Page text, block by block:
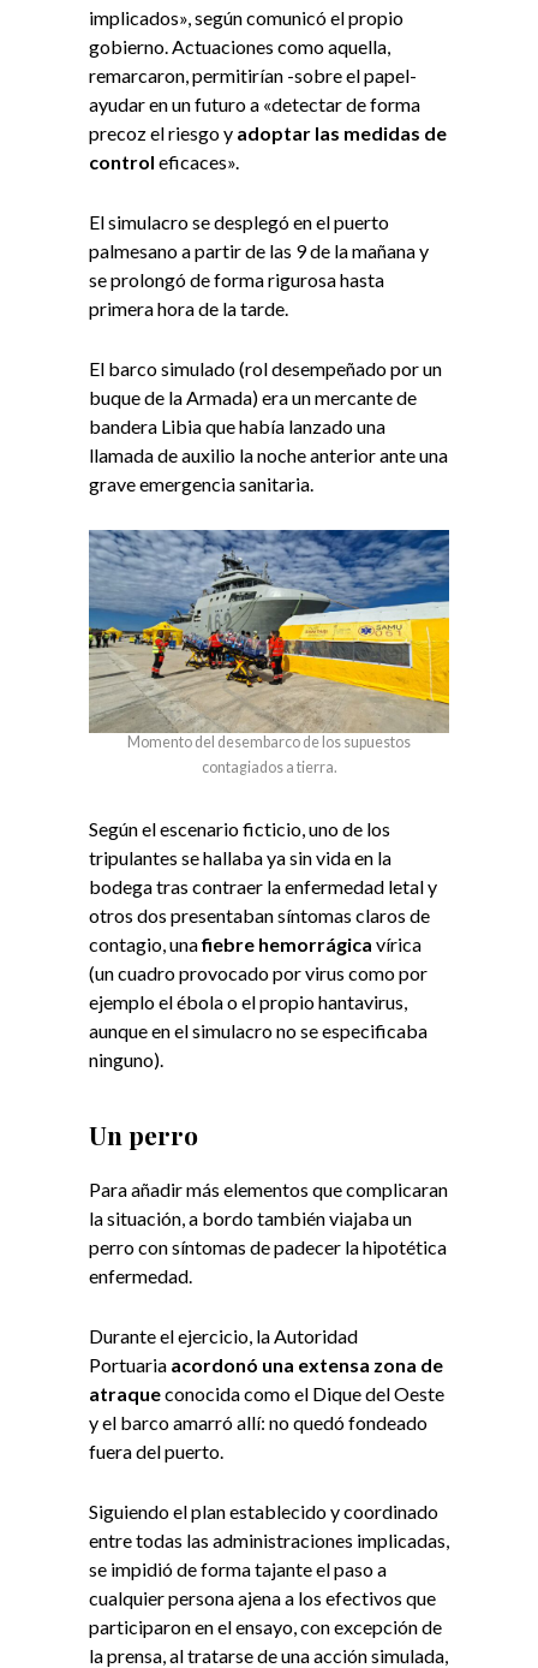
implicados», según comunicó el propio
gobierno. Actuaciones como aquella,
remarcaron, permitirían -sobre el papel-
ayudar en un futuro a «detectar de forma
precoz el riesgo y adoptar las medidas de
control eficaces».
El simulacro se desplegó en el puerto
palmesano a partir de las 9 de la mañana y
se prolongó de forma rigurosa hasta
primera hora de la tarde.
El barco simulado (rol desempeñado por un
buque de la Armada) era un mercante de
bandera Libia que había lanzado una
llamada de auxilio la noche anterior ante una
grave emergencia sanitaria.
Momento del desembarco de los supuestos
contagiados a tierra.
Según el escenario ficticio, uno de los
tripulantes se hallaba ya sin vida en la
bodega tras contraer la enfermedad letal y
otros dos presentaban síntomas claros de
contagio, unafiebre hemorrágica vírica
(un cuadro provocado por virus como por
ejemplo el ébola o el propio hantavirus,
aunque en el simulacro no se especificaba
ninguno).
Un perro
Para añadir más elementos que complicaran
la situación, a bordo también viajaba un
perro con síntomas de padecer la hipotética
enfermedad.
Durante el ejercicio, la Autoridad
Portuaria acordonó una extensa zona de
atraqueconocida como el Dique del Oeste
y el barco amarró allí: no quedó fondeado
fuera del puerto.
Siguiendo el plan establecido y coordinado
entre todas las administraciones implicadas,
se impidió de forma tajante el paso a
cualquier persona ajena a los efectivos que
participaron en el ensayo, con excepción de
la prensa, al tratarse de una acción simulada,